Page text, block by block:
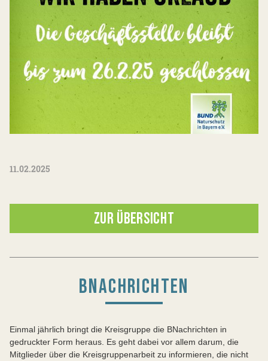
11.02.2025
ZUR ÜBERSICHT
BNACHRICHTEN
Einmal jährlich bringt die Kreisgruppe die BNachrichten in
gedruckter Form heraus. Es geht dabei vor allem darum, die
Mitglieder über die Kreisgruppenarbeit zu informieren, die nicht